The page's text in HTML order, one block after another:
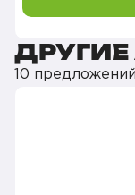
ДРУГИЕ
10 предложений